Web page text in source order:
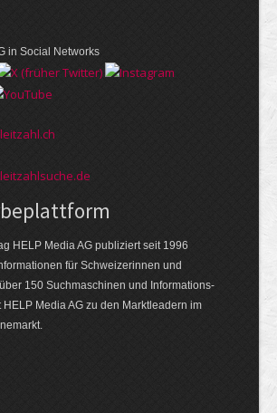
in Social Networks
HELP Media AG publiziert seit 1996
für Schweizerinnen und
150 Suchmaschinen und Informations­
Media AG zu den Markt­leadern im